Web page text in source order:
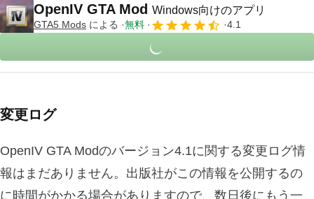
OpenIV GTA Mod Windows向けのアプリ
GTA5 Mods による 無料 4.1
変更ログ
OpenIV GTA Modのバージョン4.1に関する変更ログ情
報はまだありません。出版社がこの情報を公開するの
に時間がかかる場合がありますので、数日後にもう一